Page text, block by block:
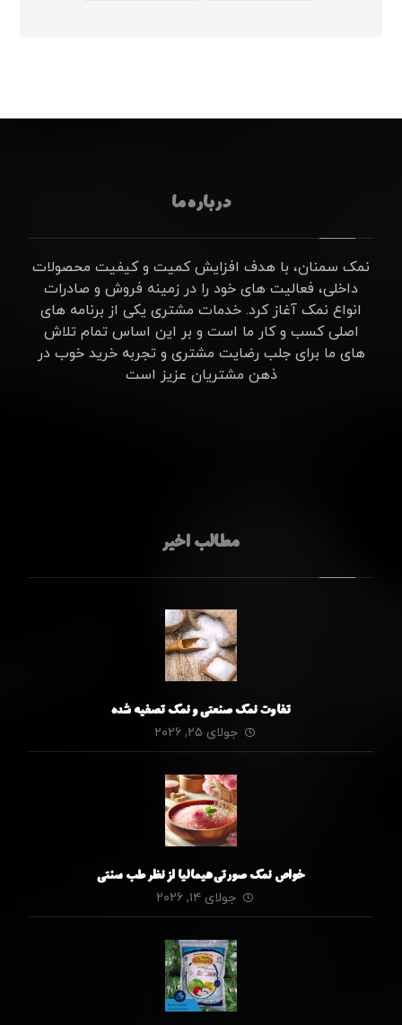
درباره ما
نمک سمنان، با هدف افزایش کمیت و کیفیت محصولات
داخلی، فعالیت های خود را در زمینه فروش و صادرات
انواع نمک آغاز کرد. خدمات مشتری یکی از برنامه های
اصلی کسب و کار ما است و بر این اساس تمام تلاش
های ما برای جلب رضایت مشتری و تجربه خرید خوب در
ذهن مشتریان عزیز است
مطالب اخیر
تفاوت نمک صنعتی و نمک تصفیه شده
جولای ۲۵, ۲۰۲۶
خواص نمک صورتی هیمالیا از نظر طب سنتی
جولای ۱۴, ۲۰۲۶